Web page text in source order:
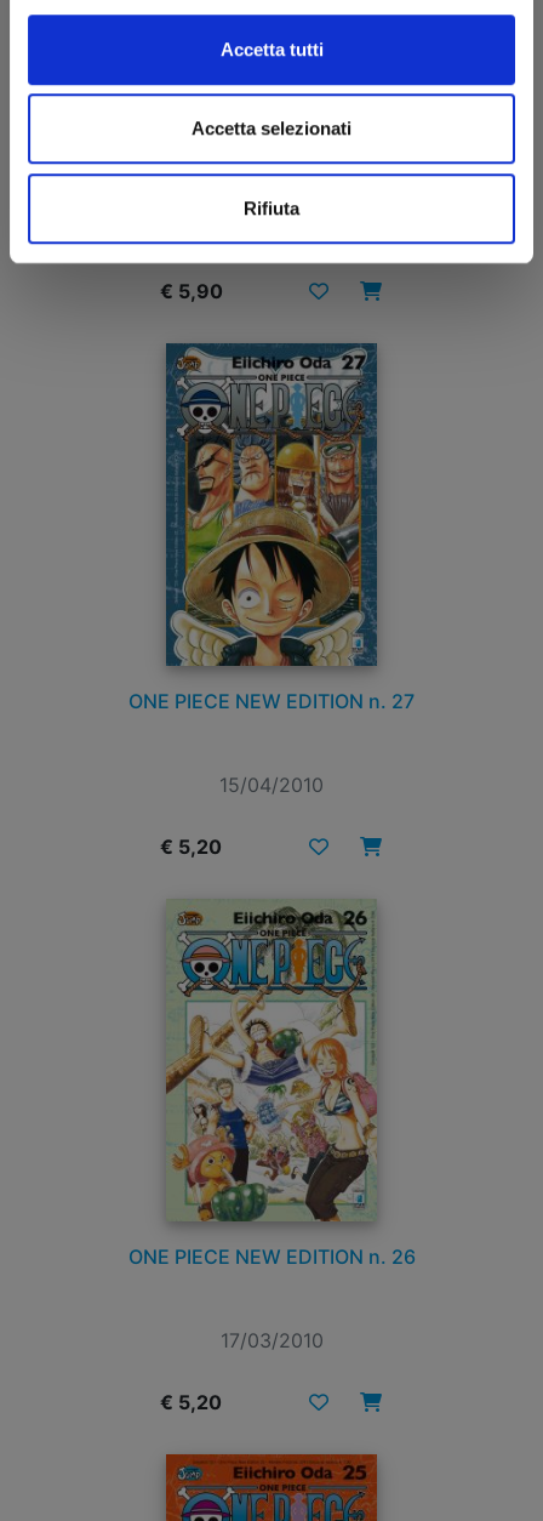
Accetta tutti
Accetta selezionati
Rifiuta
€ 5,90
ONE PIECE NEW EDITION n. 27
15/04/2010
€ 5,20
ONE PIECE NEW EDITION n. 26
17/03/2010
€ 5,20